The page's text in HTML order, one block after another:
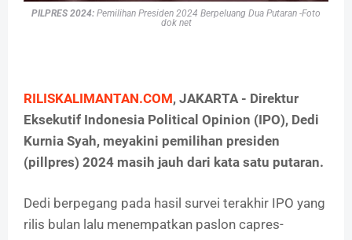
PILPRES 2024: Pemilihan Presiden 2024 Berpeluang Dua Putaran -Foto
dok net
RILISKALIMANTAN.COM, JAKARTA - Direktur
Eksekutif Indonesia Political Opinion (IPO), Dedi
Kurnia Syah, meyakini pemilihan presiden
(pillpres) 2024 masih jauh dari kata satu putaran.
Dedi berpegang pada hasil survei terakhir IPO yang
rilis bulan lalu menempatkan paslon capres-